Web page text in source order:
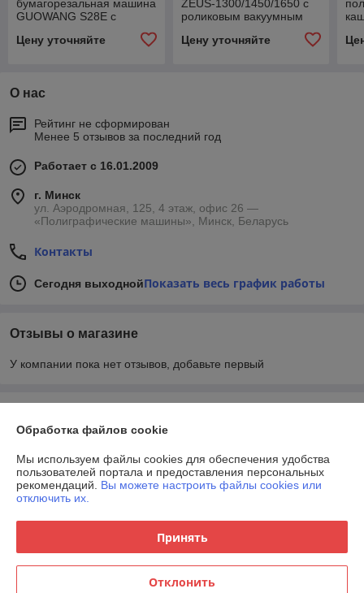
бумагорезальная машина
GUOWANG S28E c
настройкой боковых
Цену уточняйте
ZEUS-1300/1450/1650 с
роликовым вакуумным
Цену уточняйте
О нас
Рейтинг не сформирован
Менее 5 отзывов за последний год
Работает с 16.01.2009
г. Минск
ул. Аэродромная, 125, 4 этаж, офис 26 —
«Полиграфические машины», Минск, Беларусь
Контакты
Сегодня выходнойПоказать весь график работы
Отзывы о магазине
У компании пока нет отзывов, добавьте первый
Доставка и оплата
График работы
Полная версия сайта
Обработка файлов cookie
Мы используем файлы cookies для обеспечения удобства
пользователей портала и предоставления персональных
рекомендаций. Вы можете настроить файлы cookies или
отключить их.
Принять
Отклонить